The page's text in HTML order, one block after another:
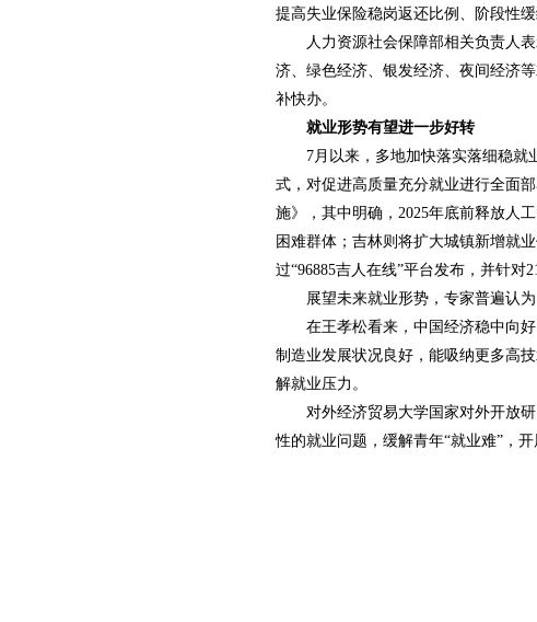
提高失业保险稳岗返还比例、阶段性
人力资源社会保障部相关负责人
济、绿色经济、银发经济、夜间经济
补快办。
就业形势有望进一步好转
7月以来，多地加快落实落细稳
式，对促进高质量充分就业进行全面
施》，其中明确，2025年底前释放人
困难群体；吉林则将扩大城镇新增就
过“96885吉人在线”平台发布，并针对
展望未来就业形势，专家普遍认
在王孝松看来，中国经济稳中向
制造业发展状况良好，能吸纳更多高
解就业压力。
对外经济贸易大学国家对外开放
性的就业问题，缓解青年“就业难”，